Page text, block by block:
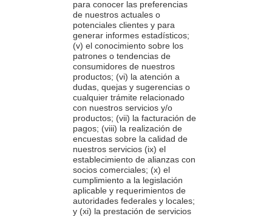
para conocer las preferencias
de nuestros actuales o
potenciales clientes y para
generar informes estadísticos;
(v) el conocimiento sobre los
patrones o tendencias de
consumidores de nuestros
productos; (vi) la atención a
dudas, quejas y sugerencias o
cualquier trámite relacionado
con nuestros servicios y/o
productos; (vii) la facturación de
pagos; (viii) la realización de
encuestas sobre la calidad de
nuestros servicios (ix) el
establecimiento de alianzas con
socios comerciales; (x) el
cumplimiento a la legislación
aplicable y requerimientos de
autoridades federales y locales;
y (xi) la prestación de servicios